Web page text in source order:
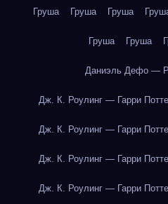
Груша Груша Груша
Груша Груша
Даниэль Дефо —
Дж. К. Роулинг — Гарри
Дж. К. Роулинг — Гарри
Дж. К. Роулинг — Гарри
Дж. К. Роулинг — Гарри